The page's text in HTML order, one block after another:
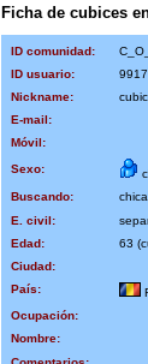
Ficha de cubices
ID comunidad:
ID usuario:
9917
Nickname:
E-mail:
Móvil:
Sexo:
Buscando:
chica
E. civil:
Edad:
63
Ciudad:
País:
Ocupación:
Nombre: